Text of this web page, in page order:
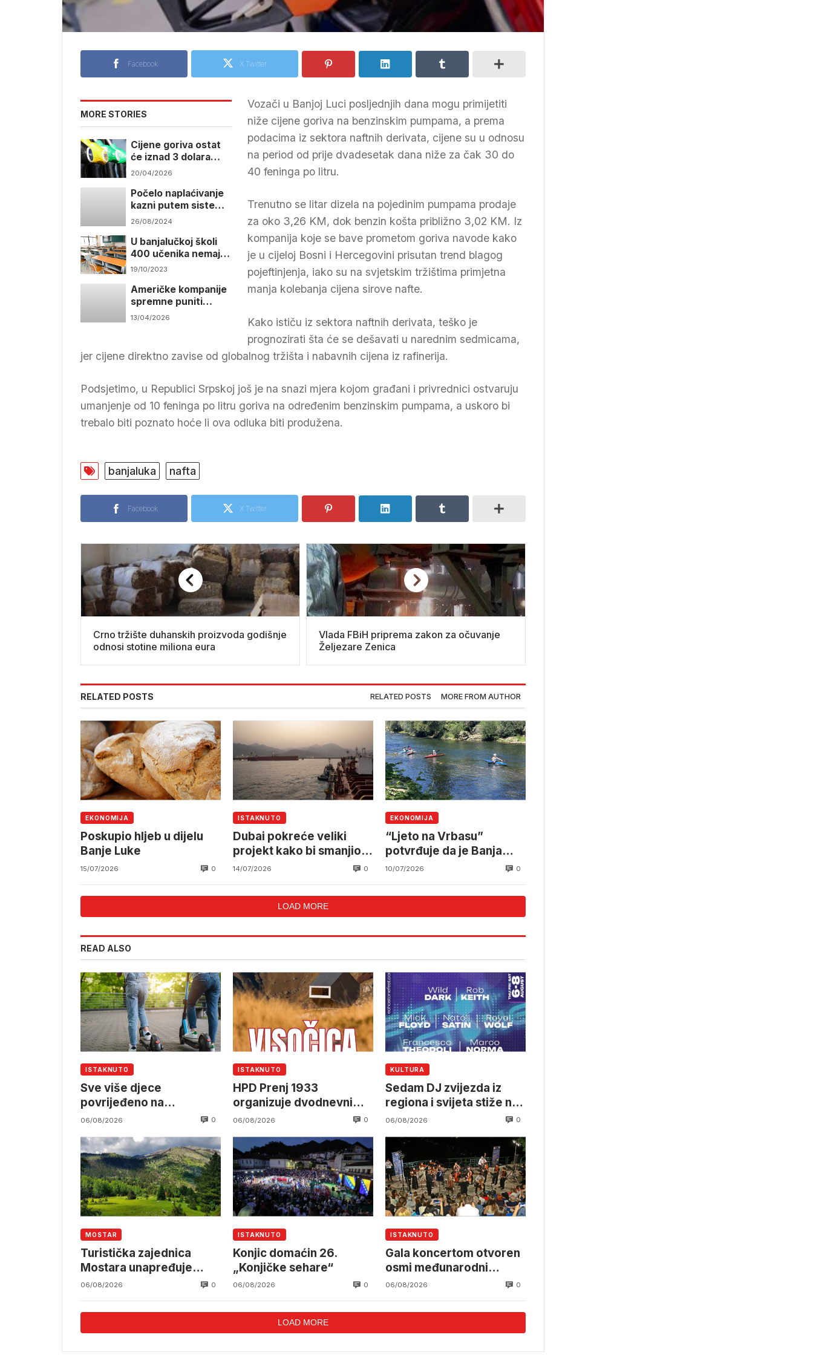
Facebook X Twitter
MORE STORIES
Cijene goriva ostat
će iznad 3 dolara
zbog rata s Iranom
20/04/2026
Počelo naplaćivanje
kazni putem sistema
videonadzora u
26/08/2024
U banjalučkoj školi
400 učenika nemaju
praksu jer krov
19/10/2023
Američke kompanije
spremne puniti
skladišta goriva u BiH
13/04/2026
Vozači u Banjoj Luci posljednjih dana mogu primijetiti
niže cijene goriva na benzinskim pumpama, a prema
podacima iz sektora naftnih derivata, cijene su u odnosu
na period od prije dvadesetak dana niže za čak 30 do
40 feninga po litru.
Trenutno se litar dizela na pojedinim pumpama prodaje
za oko 3,26 KM, dok benzin košta približno 3,02 KM. Iz
kompanija koje se bave prometom goriva navode kako
je u cijeloj Bosni i Hercegovini prisutan trend blagog
pojeftinjenja, iako su na svjetskim tržištima primjetna
manja kolebanja cijena sirove nafte.
Kako ističu iz sektora naftnih derivata, teško je
prognozirati šta će se dešavati u narednim sedmicama,
jer cijene direktno zavise od globalnog tržišta i nabavnih cijena iz rafinerija.
Podsjetimo, u Republici Srpskoj još je na snazi mjera kojom građani i privrednici ostvaruju
umanjenje od 10 feninga po litru goriva na određenim benzinskim pumpama, a uskoro bi
trebalo biti poznato hoće li ova odluka biti produžena.
banjaluka nafta
Facebook X Twitter
Crno tržište duhanskih proizvoda godišnje
odnosi stotine miliona eura
Vlada FBiH priprema zakon za očuvanje
Željezare Zenica
RELATED POSTS RELATED POSTS MORE FROM AUTHOR
EKONOMIJA
Poskupio hljeb u dijelu
Banje Luke
15/07/2026 0
ISTAKNUTO
Dubai pokreće veliki
projekt kako bi smanjio
ovisnost o Hormuškom
14/07/2026 0
EKONOMIJA
“Ljeto na Vrbasu”
potvrđuje da je Banja
Luka sve značajnija
manifestacionog turizma
10/07/2026 0
LOAD MORE
READ ALSO
ISTAKNUTO
Sve više djece
povrijeđeno na
električnim romobilima
06/08/2026 0
ISTAKNUTO
HPD Prenj 1933
organizuje dvodnevni
izlet na Visočicu
06/08/2026 0
KULTURA
Sedam DJ zvijezda iz
regiona i svijeta stiže na
EchoStone Festival u
06/08/2026 0
MOSTAR
Turistička zajednica
Mostara unapređuje
infrastrukturu na Ruištu
06/08/2026 0
ISTAKNUTO
Konjic domaćin 26.
„Konjičke sehare“
06/08/2026 0
ISTAKNUTO
Gala koncertom otvoren
osmi međunarodni
festival
06/08/2026 0
LOAD MORE